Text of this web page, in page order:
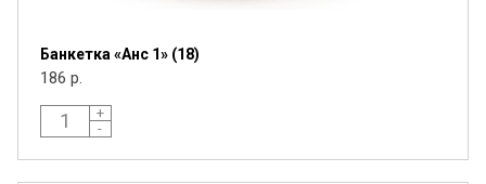
Банкетка «Анс 1» (18)
186 р.
+
-